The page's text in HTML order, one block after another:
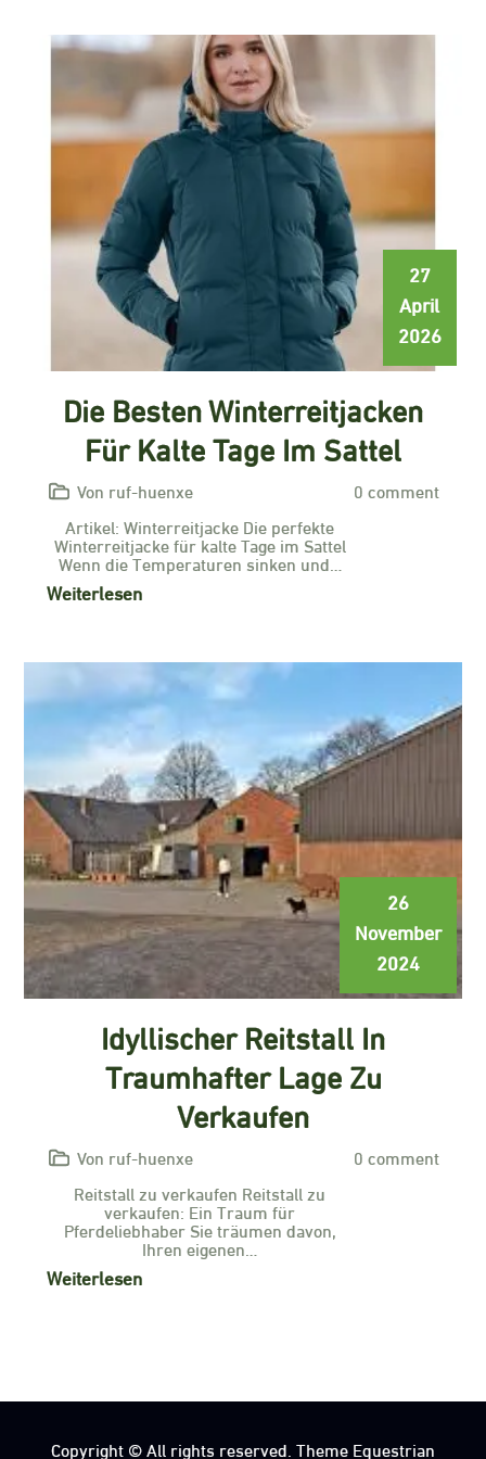
27
April
2026
Die Besten Winterreitjacken
Für Kalte Tage Im Sattel
Von ruf-huenxe
0 comment
Artikel: Winterreitjacke Die perfekte
Winterreitjacke für kalte Tage im Sattel
Wenn die Temperaturen sinken und…
Weiterlesen
26
November
2024
Idyllischer Reitstall In
Traumhafter Lage Zu
Verkaufen
Von ruf-huenxe
0 comment
Reitstall zu verkaufen Reitstall zu
verkaufen: Ein Traum für
Pferdeliebhaber Sie träumen davon,
Ihren eigenen…
Weiterlesen
Copyright © All rights reserved. Theme Equestrian